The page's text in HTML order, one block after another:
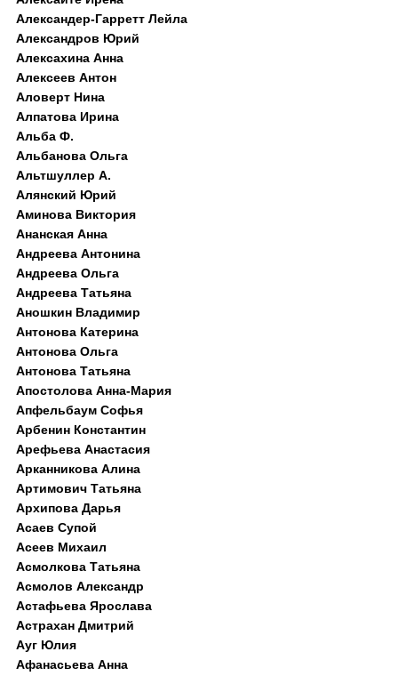
Александер-Гарретт Лейла
Александров Юрий
Алексахина Анна
Алексеев Антон
Аловерт Нина
Алпатова Ирина
Альба Ф.
Альбанова Ольга
Альтшуллер А.
Алянский Юрий
Аминова Виктория
Ананская Анна
Андреева Антонина
Андреева Ольга
Андреева Татьяна
Аношкин Владимир
Антонова Катерина
Антонова Ольга
Антонова Татьяна
Апостолова Анна-Мария
Апфельбаум Софья
Арбенин Константин
Арефьева Анастасия
Арканникова Алина
Артимович Татьяна
Архипова Дарья
Асаев Супой
Асеев Михаил
Асмолкова Татьяна
Асмолов Александр
Астафьева Ярослава
Астрахан Дмитрий
Ауг Юлия
Афанасьева Анна